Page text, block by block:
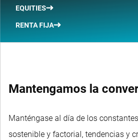
EQUITIES
RENTA FIJA
Mantengamos la
Manténgase al día de los
sostenible y factorial, tendencias y